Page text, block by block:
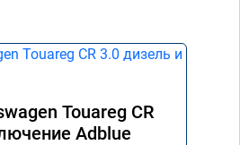
Touareg CR
Adblue